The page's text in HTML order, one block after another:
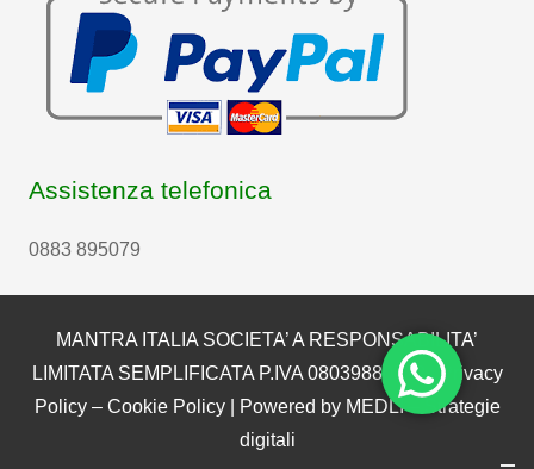
Assistenza telefonica
0883 895079
MANTRA ITALIA SOCIETA’ A RESPONSABILITA’
LIMITATA SEMPLIFICATA P.IVA 08039880722 | Privacy
Policy– Cookie Policy| Powered by MEDLI – Strategie
digitali